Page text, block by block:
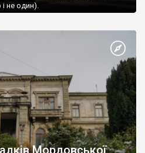
не один).
Мордовської